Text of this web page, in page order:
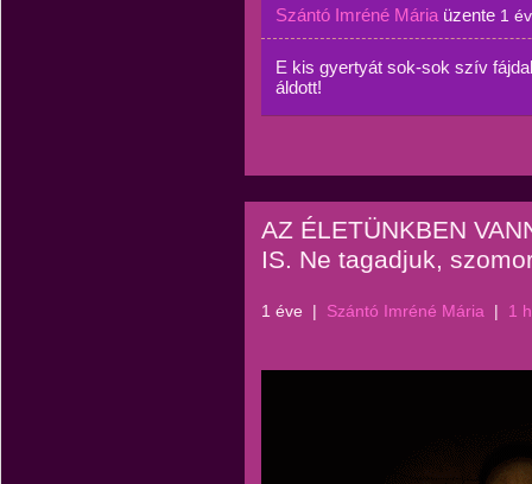
Szántó Imréné Mária üzente 1
E kis gyertyát sok-sok szív
áldott!
AZ ÉLETÜNKBEN
IS. Ne tagadjuk,
1 éve | Szántó Imréné Mária | 1